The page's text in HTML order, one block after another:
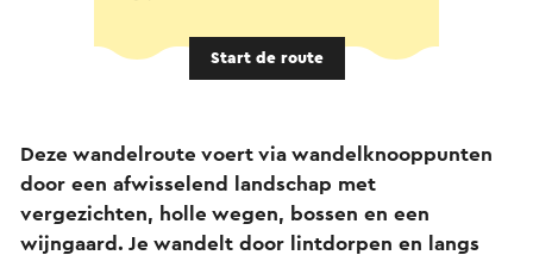
Start de route
Deze wandelroute voert via wandelknooppunten
door een afwisselend landschap met
vergezichten, holle wegen, bossen en een
wijngaard. Je wandelt door lintdorpen en langs